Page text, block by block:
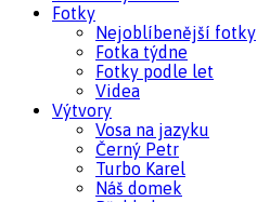
Fotky
Nejoblíbenější fotky
Fotka týdne
Fotky podle let
Videa
Výtvory
Vosa na jazyku
Černý Petr
Turbo Karel
Náš domek